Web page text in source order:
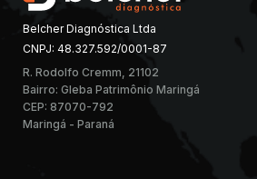
Belcher Diagnóstica Ltda
CNPJ: 48.327.592/0001-87
R. Rodolfo Cremm, 21102
Bairro: Gleba Patrimônio Maringá
CEP: 87070-792
Maringá - Paraná